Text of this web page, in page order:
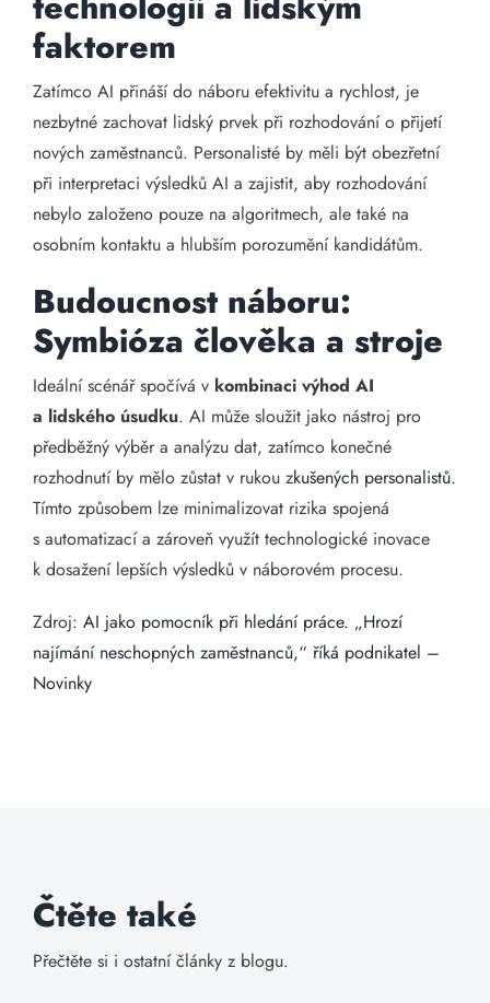
faktorem
Zatímco AI přináší do náboru efektivitu a rychlost, je
nezbytné zachovat lidský prvek při rozhodování o přijetí
nových zaměstnanců. Personalisté by měli být obezřetní
při interpretaci výsledků AI a zajistit, aby rozhodování
nebylo založeno pouze na algoritmech, ale také na
osobním kontaktu a hlubším porozumění kandidátům.​
Budoucnost náboru:
Symbióza člověka a stroje
Ideální scénář spočívá v kombinaci výhod AI
a lidského úsudku. AI může sloužit jako nástroj pro
předběžný výběr a analýzu dat, zatímco konečné
rozhodnutí by mělo zůstat v rukou zkušených personalistů.
Tímto způsobem lze minimalizovat rizika spojená
s automatizací a zároveň využít technologické inovace
k dosažení lepších výsledků v náborovém procesu.​
Zdroj: AI jako pomocník při hledání práce. „Hrozí
najímání neschopných zaměstnanců,“ říká podnikatel –
Novinky
Čtěte také
Přečtěte si i ostatní články z blogu.